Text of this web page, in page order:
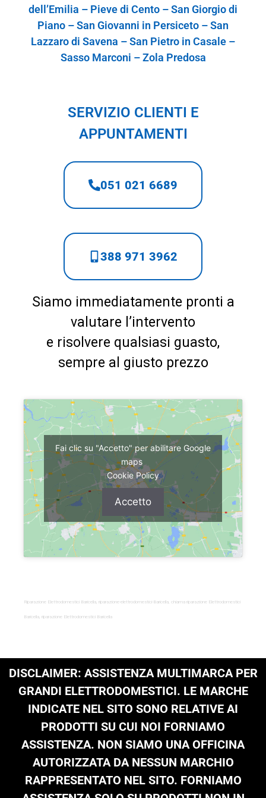
dell’Emilia – Pieve di Cento – San Giorgio di
Piano – San Giovanni in Persiceto – San
Lazzaro di Savena – San Pietro in Casale –
Sasso Marconi – Zola Predosa
SERVIZIO CLIENTI E
APPUNTAMENTI
051 021 6689
388 971 3962
Siamo immediatamente pronti a
valutare l’intervento
e risolvere qualsiasi guasto,
sempre al giusto prezzo
Fai clic su "Accetto" per abilitare Google
maps
Cookie Policy
Accetto
Riparazione Elettrodomestici Baricella, riparazione-elettrodomestici-Baricella, chiama riparazione Elettrodomestici
Baricella, riparazione Elettrodomestici Baricella
DISCLAIMER: ASSISTENZA MULTIMARCA PER
GRANDI ELETTRODOMESTICI. LE MARCHE
INDICATE NEL SITO SONO RELATIVE AI
PRODOTTI SU CUI NOI FORNIAMO
ASSISTENZA. NON SIAMO UNA OFFICINA
AUTORIZZATA DA NESSUN MARCHIO
RAPPRESENTATO NEL SITO. FORNIAMO